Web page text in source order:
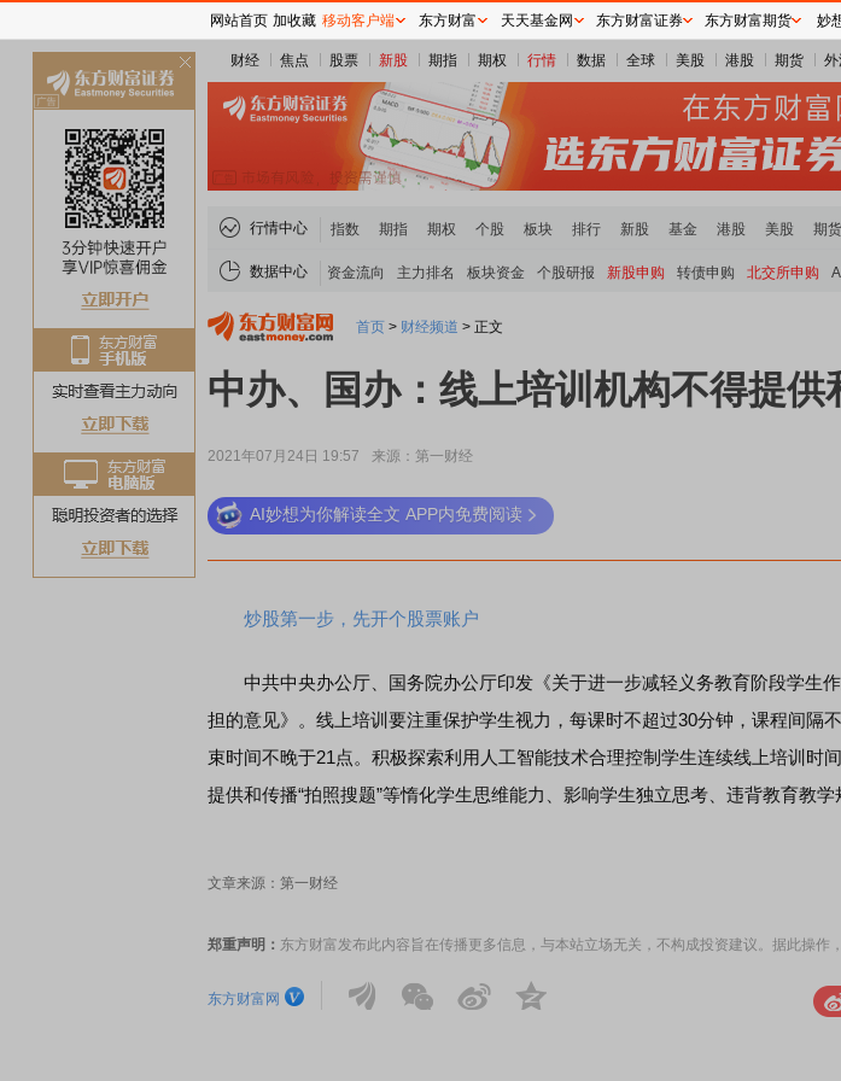
财经 焦点 股票 新股 期指 期权 行情 数据 全球 美股 港股 期货
行情中心 指数 期指 期权 个股 板块 排行 新股 基金 港股 美股 期货
数据中心 资金流向 主力排名 板块资金 个股研报 新股申购 转债申购 北交所申购
首页 > 财经频道 > 正文
中办、国办：线上培训机构不得提
2021年07月24日 19:57 来源：第一财经
AI妙想为你解读全文 APP内免费阅读
炒股第一步，先开个股票账户
中共中央办公厅、国务院办公厅印发《关于进一步减轻义务教育阶段学生作
担的意见》。线上培训要注重保护学生视力，每课时不超过30分钟，课程间隔
束时间不晚于21点。积极探索利用人工智能技术合理控制学生连续线上培训时
提供和传播“拍照搜题”等惰化学生思维能力、影响学生独立思考、违背教育教学
文章来源：第一财经
郑重声明： 东方财富发布此内容旨在传播更多信息，与本站立场无关，不构成投资建议。据此操作
东方财富网
稀土板块领涨
网站首页 加收藏 移动客户端 东方财富 天天基金网 东方财富证券 东方财富期货 妙
关